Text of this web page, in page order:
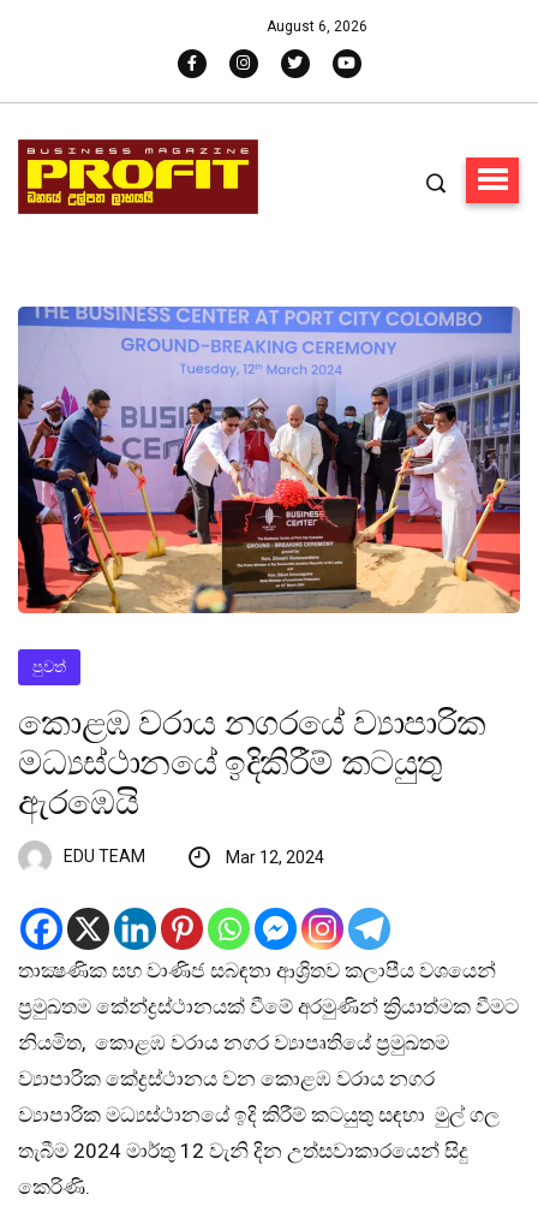
August 6, 2026
පුවත්
කොළඹ වරාය නගරයේ ව්‍යාපාරික
මධ්‍යස්ථානයේ ඉදිකිරීම් කටයුතු
ඇරඹෙයි
EDU TEAM Mar 12, 2024
තාක්‍ෂණික සහ වාණිජ සබඳතා ආශ්‍රිතව කලාපීය වශයෙන්
ප්‍රමුඛතම කේන්ද්‍රස්ථානයක් වීමේ අරමුණින් ක්‍රියාත්මක වීමට
නියමිත, කොළඹ වරාය නගර ව්‍යාපෘතියේ ප්‍රමුඛතම
ව්‍යාපාරික කේද්‍රස්ථානය වන කොළඹ වරාය නගර
ව්‍යාපාරික මධ්‍යස්ථානයේ ඉදි කිරීම් කටයුතු සඳහා මුල් ගල
තැබීම 2024 මාර්තු 12 වැනි දින උත්සවාකාරයෙන් සිදු
කෙරිණි.